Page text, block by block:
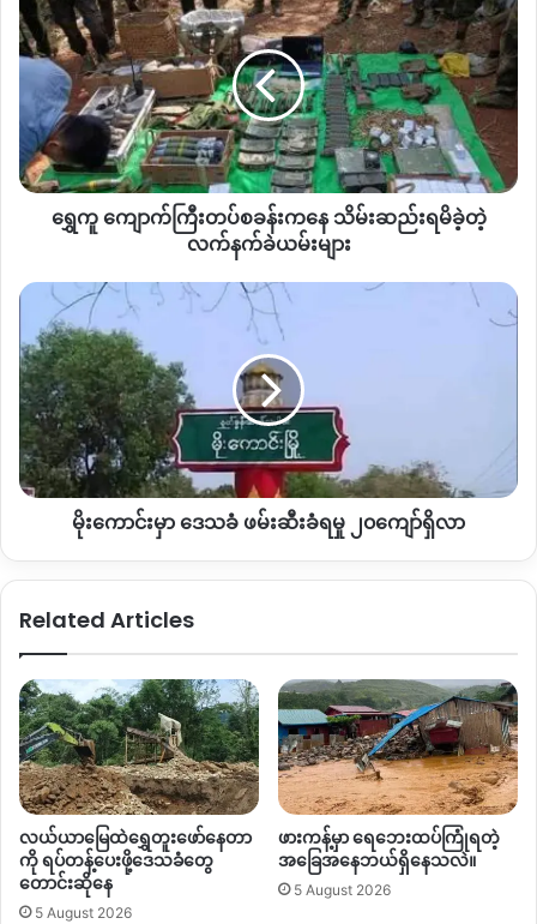
စစ်တပ်အာဏာရယူပြီးနောက် ဖားကန့်ဒေသတွင်း တရားဥပဒေစိုးမိုး
ရေး မရှိတော့တဲ့အတွက် ခိုးဆိုး၊လု၊နှိုက်၊လူသတ်၊အကြမ်းဖက်
ခြိမ်းခြောက်မှုများ နေ့စဥ်နီးပါးဖြစ်ပေါ်နေတယ်လို့ ဒေသခံပြည်သူ
တွေဆီက သိရပါတယ်။
Copy URL
ကူ
ကျောက်ကြီး
တပ်
စခန်း
က‌နေ
သိမ်းဆည်း
ရမိ
ခဲ့
လက်နက်
ယမ်း
ရွှေကူ ကျောက်ကြီးတပ်စခန်းက‌နေ သိမ်းဆည်းရမိခဲ့တဲ့
လက်နက်ခဲယမ်းများ
မိုးကောင်း
ဒေသခံ
ဖမ်းဆီး
ခံ
ရ
မှု
၂၀ကျော်
ရှိ
မိုးကောင်းမှာ ဒေသခံ ဖမ်းဆီးခံရမှု ၂၀ကျော်ရှိလာ
Related Articles
လယ်ယာမြေထဲရွှေတူးဖော်နေတာ
ကို ရပ်တန့်ပေးဖို့ဒေသခံတွေ
တောင်းဆိုနေ
5 August 2026
ဖားကန့်မှာ ရေဘေးထပ်ကြုံရတဲ့
အခြေအနေဘယ်ရှိနေသလဲ။
5 August 2026